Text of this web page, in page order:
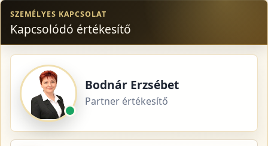
SZEMÉLYES KAPCSOLAT
Kapcsolódó értékesítő
Bodnár Erzsébet
Partner értékesítő